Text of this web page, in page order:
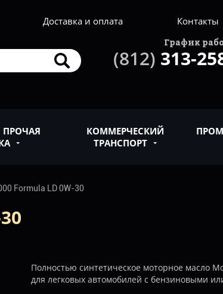
Доставка и оплата Контакты
График
(812) 313-
ПРОЧАЯ
КОММЕРЧЕСКИЙ
ТРАНСПОРТ
Formula LD 0W-30
Полностью синтетическое моторное масло
для легковых автомобилей с бензиновыми